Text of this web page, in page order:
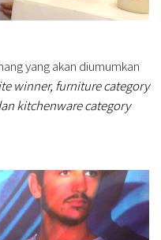
yang akan diumumkan
winner, furniture category
kitchenware category